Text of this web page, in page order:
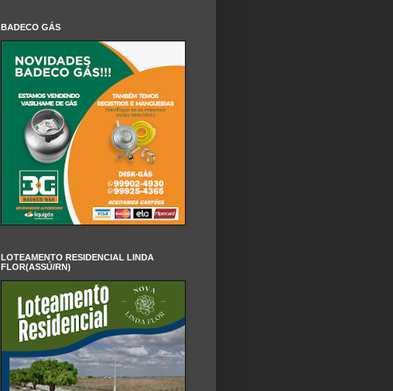
BADECO GÁS
LOTEAMENTO RESIDENCIAL LINDA
FLOR(ASSÚ/RN)